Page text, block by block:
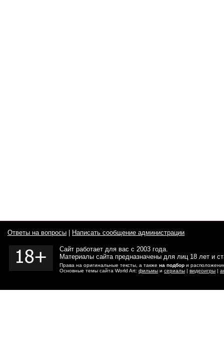
Ответы на вопросы Написать сообщение администрации
Сайт работает для вас с 2003 года.
Материалы сайта предназначены для лиц 18 лет и
Права на оригинальные тексты, а также на подбор и
Основные темы сайта World Art: фильмы и сериалы | видеоигры |